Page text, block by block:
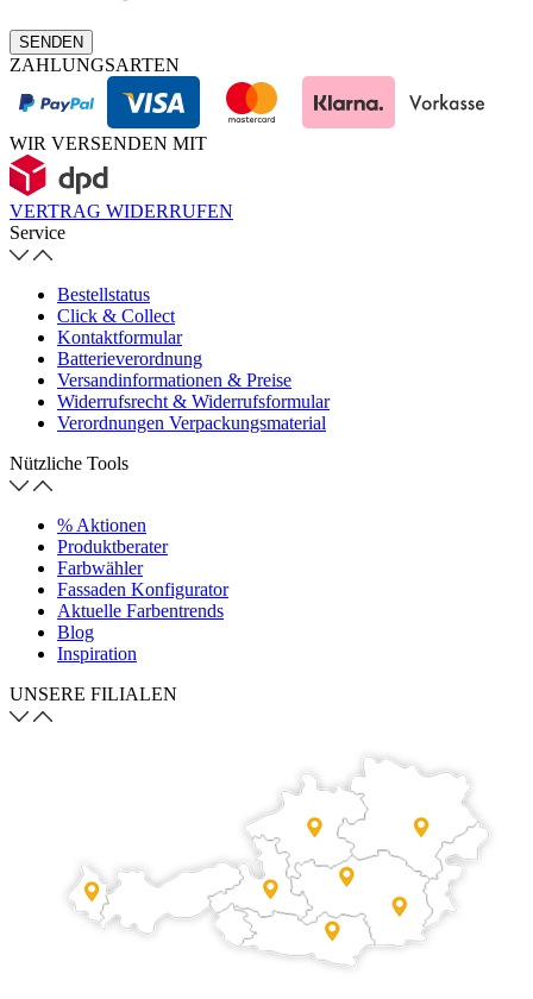
SENDEN
ZAHLUNGSARTEN
WIR VERSENDEN MIT
VERTRAG WIDERRUFEN
Service
Bestellstatus
Click & Collect
Kontaktformular
Batterieverordnung
Versandinformationen & Preise
Widerrufsrecht & Widerrufsformular
Verordnungen Verpackungsmaterial
Nützliche Tools
% Aktionen
Produktberater
Farbwähler
Fassaden Konfigurator
Aktuelle Farbentrends
Blog
Inspiration
UNSERE FILIALEN